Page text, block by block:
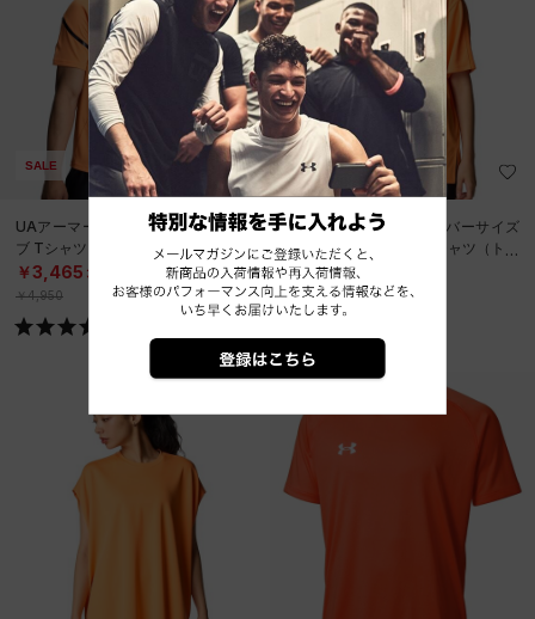
SALE
UAアーマードライ ショートスリー
ブ Tシャツ（トレーニング/MEN）
￥3,465 30%OFF
￥4,950
SALE
UAアーマードライ オーバーサイズ
ド ショートスリーブ Tシャツ（トレ
ーニング/WOMEN）
￥3,46530%OFF
￥4,950